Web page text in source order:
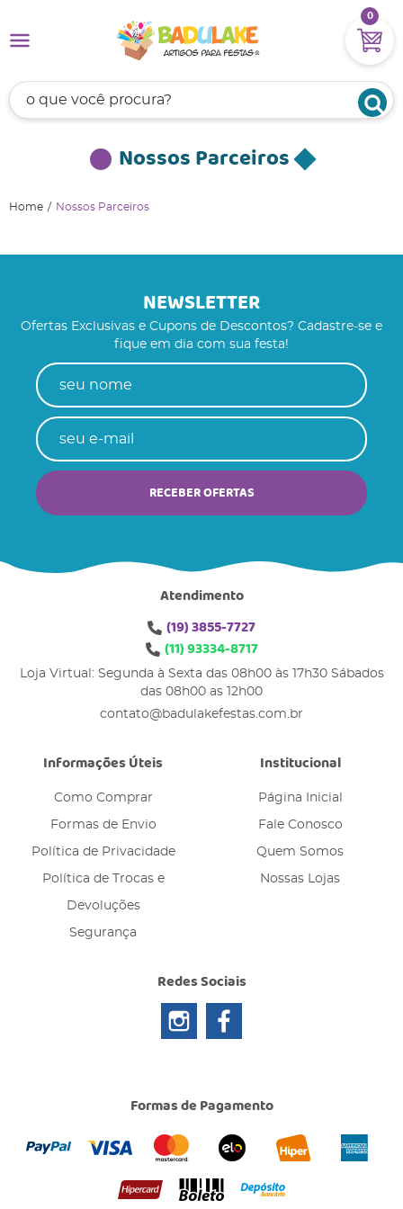
0
Nossos Parceiros
Home Nossos Parceiros
NEWSLETTER
Ofertas Exclusivas e Cupons de Descontos? Cadastre-se e
fique em dia com sua festa!
RECEBER OFERTAS
Atendimento
(19)3855-7727
(11)93334-8717
Loja Virtual: Segunda à Sexta das 08h00 às 17h30 Sábados
das 08h00 as 12h00
contato@badulakefestas.com.br
Informações Úteis
Como Comprar
Formas de Envio
Política de Privacidade
Política de Trocas e
Devoluções
Segurança
Institucional
Página Inicial
Fale Conosco
Quem Somos
Nossas Lojas
Redes Sociais
Formas de Pagamento